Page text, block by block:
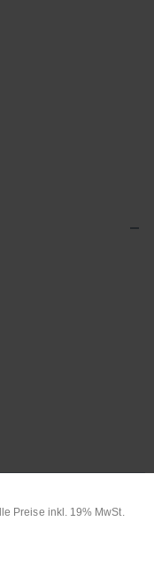
Preise inkl. 19% MwSt.